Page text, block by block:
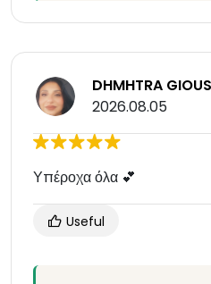
DHMHTRA
2026.08.05
Υπέροχα όλα 💕
Useful